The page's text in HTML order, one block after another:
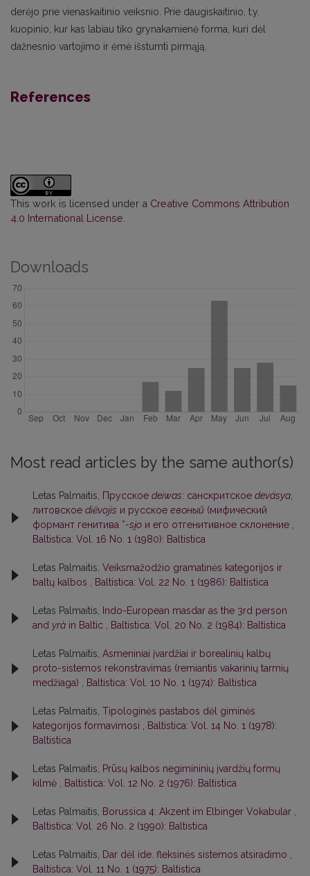
derėjo prie vienaskaitinio veiksnio. Prie daugiskaitinio, t.y.
kuopinio, kur kas labiau tiko grynakamienė forma, kuri dėl
dažnesnio vartojimo ir ėmė išstumti pirmąją.
References
This work is licensed under a Creative Commons Attribution
4.0 International License
Downloads
Most read articles by the same author(s)
Letas Palmaitis, Прусское deiwas: санскритское devásya,
литовское diẽvojis и русское евоный (мифический
формант генитива *-si̯o и его отгенитивное склонение ,
Baltistica: Vol. 16 No. 1 (1980): Baltistica
Letas Palmaitis, Veiksmažodžio gramatinės kategorijos ir
baltų kalbos , Baltistica: Vol. 22 No. 1 (1986): Baltistica
Letas Palmaitis, Indo-European masdar as the 3rd person
and yrà in Baltic , Baltistica: Vol. 20 No. 2 (1984): Baltistica
Letas Palmaitis, Asmeniniai įvardžiai ir borealinių kalbų
proto-sistemos rekonstravimas (remiantis vakarinių tarmių
medžiaga) , Baltistica: Vol. 10 No. 1 (1974): Baltistica
Letas Palmaitis, Tipologinės pastabos dėl giminės
kategorijos formavimosi , Baltistica: Vol. 14 No. 1 (1978):
Baltistica
Letas Palmaitis, Prūsų kalbos negimininių įvardžių formų
kilmė , Baltistica: Vol. 12 No. 2 (1976): Baltistica
Letas Palmaitis, Borussica 4: Akzent im Elbinger Vokabular ,
Baltistica: Vol. 26 No. 2 (1990): Baltistica
Letas Palmaitis, Dar dėl ide. fleksinės sistemos atsiradimo ,
Baltistica: Vol. 11 No. 1 (1975): Baltistica